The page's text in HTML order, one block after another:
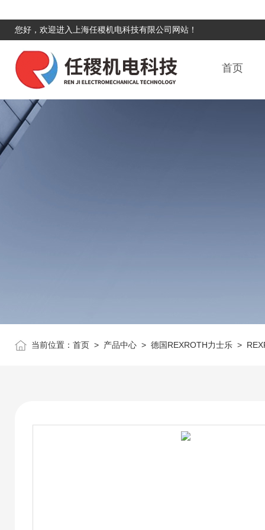
您好，欢迎进入上海任稷机电科技有限公司网站！
首页
当前位置： 首页 > 产品中心 > 德国REXROTH力士乐 >